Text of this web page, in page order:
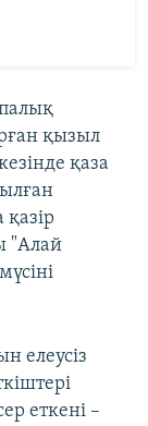
қызыл
қаза
"Алай
елеусіз
еткені –